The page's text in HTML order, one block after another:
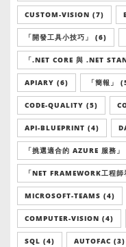
CUSTOM-VISION (7)
「開發工具小技巧」 (6)
「.NET CORE 與 .NET
APIARY (6) 「簡報」
CODE-QUALITY (5)
API-BLUEPRINT (4)
「挑選適合的 AZURE 服務
「NET FRAMEWORK工程
MICROSOFT-TEAMS (4)
COMPUTER-VISION (4)
SQL (4) AUTOFAC (3)